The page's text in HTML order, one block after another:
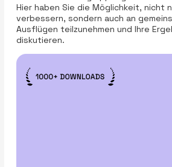
Hier haben Sie die Möglichkeit, nicht
verbessern, sondern auch an
Ausflügen teilzunehmen und Ihre
diskutieren.